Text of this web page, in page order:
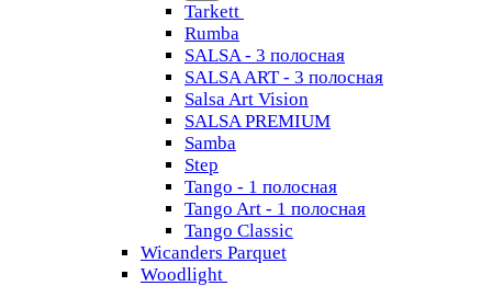
Tarkett
Rumba
SALSA - 3 полосная
SALSA ART - 3 полосная
Salsa Art Vision
SALSA PREMIUM
Samba
Step
Tango - 1 полосная
Tango Art - 1 полосная
Tango Classiс
Wicanders Parquet
Woodlight